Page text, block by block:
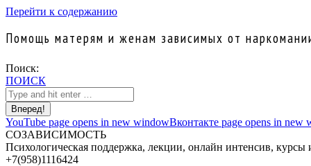
Перейти к содержанию
Помощь матерям и женам зависимых от
Поиск:
ПОИСК
YouTube page opens in new windowВконтакте page opens in new
СОЗАВИСИМОСТЬ
Психологическая поддержка, лекции, онлайн интенсив, курсы
+7(958)1116424